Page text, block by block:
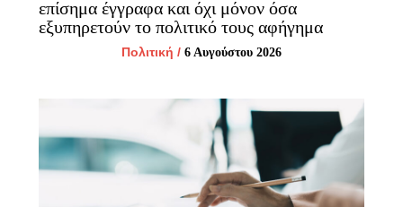
επίσημα έγγραφα και όχι μόνον όσα
εξυπηρετούν το πολιτικό τους αφήγημα
Πολιτική / 6 Αυγούστου 2026